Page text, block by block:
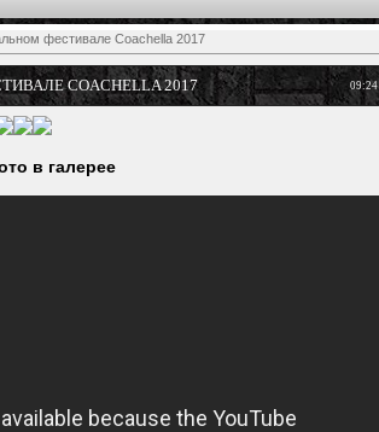
фестивале Coachella 2017
09:24
COACHELLA 2017
в галерее